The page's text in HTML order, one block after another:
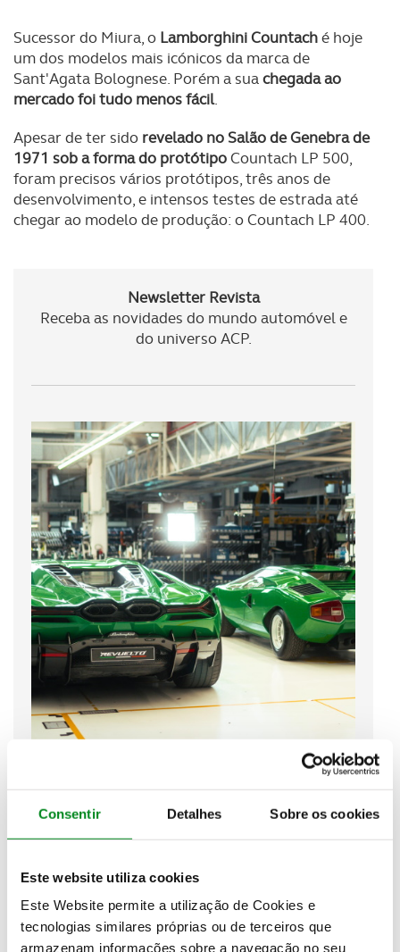
Consentir Detalhes Sobre os cookies
Este website utiliza cookies
Este Website permite a utilização de Cookies e
tecnologias similares próprias ou de terceiros que
armazenam informações sobre a navegação no seu
Sucessor do Miura, o Lamborghini Countaché hoje
um dos modelos mais icónicos da marca de
Sant'Agata Bolognese. Porém a suachegada ao
mercado foi tudo menos fácil.
Apesar de ter sido revelado no Salão de Genebra de
1971 sob a forma do protótipoCountach LP 500,
foram precisos vários protótipos, três anos de
desenvolvimento, e intensos testes de estrada até
chegar ao modelo de produção: o Countach LP 400.
Newsletter Revista
Receba as novidades do mundo automóvel e
do universo ACP.